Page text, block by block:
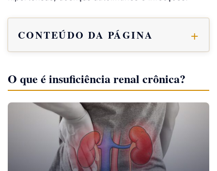
CONTEÚDO DA PÁGINA
O que é insuficiência renal crônica?